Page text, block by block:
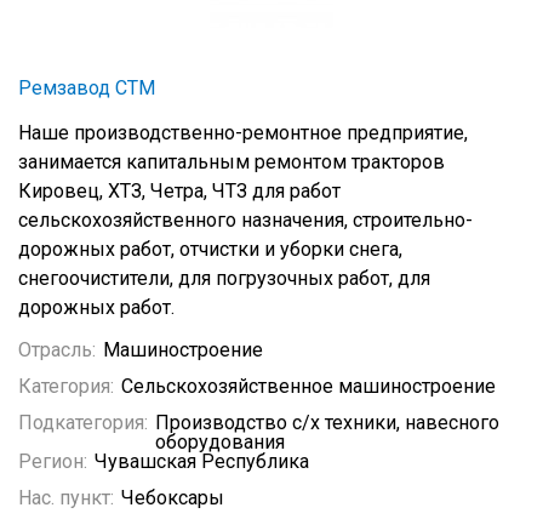
Ремзавод СТМ
Наше производственно-ремонтное предприятие,
занимается капитальным ремонтом тракторов
Кировец, ХТЗ, Четра, ЧТЗ для работ
сельскохозяйственного назначения, строительно-
дорожных работ, отчистки и уборки снега,
снегоочистители, для погрузочных работ, для
дорожных работ.
Отрасль: Машиностроение
Категория: Сельскохозяйственное машиностроение
Подкатегория: Производство с/х техники, навесного
оборудования
Регион: Чувашская Республика
Нас. пункт: Чебоксары